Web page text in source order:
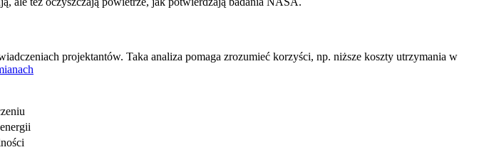
projektantów. Taka analiza pomaga zrozumieć korzyści, np. niższe koszty utrzymania w